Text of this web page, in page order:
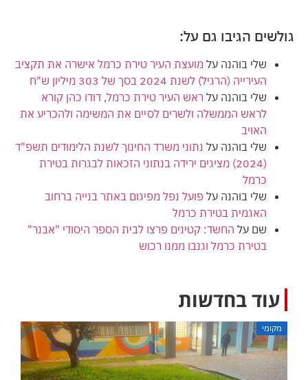
גולשים הגיבו גם על:
שלי בוהנה על מועצת העיר טירת כרמל אישרה את תקציב
העירייה (הרגיל) לשנת 2024 בסך של 303 מיליון ש"ח
שלי בוהנה על ראש העיר טירת כרמל, דודו כהן קורא
לראש הממשלה ולשרים לסיים את המשימה ולהכריע את
האויב
שלי בוהנה על נתוני משרד החינוך לשנת הלימודים תשפ"ד
(2024) מציגים ירידה בנתוני הזכאות לבגרות בטירת
כרמל
שלי בוהנה על פועל נפל מפיגום באתר בנייה ברחוב
האגמית בטירת כרמל
שם על החשד: קטינים פרצו לבית הספר היסודי "אבנר"
בטירת כרמל וגנבו ממנו רכוש
עוד בחדשות
מקומי